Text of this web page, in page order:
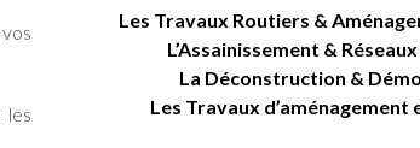
les
Les Travaux Routiers &
L’Assainissement &
La Déconstruction &
Les Travaux